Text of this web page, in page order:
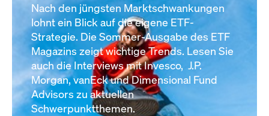
Nach den jüngsten Marktschwankungen
lohnt ein Blick auf die eigene ETF-
Strategie. Die Sommer-Ausgabe des ETF
Magazins zeigt wichtige Trends. Lesen Sie
auch die Interviews mit Invesco, J.P.
Morgan, vanEck und Dimensional Fund
Advisors zu aktuellen
Schwerpunktthemen.